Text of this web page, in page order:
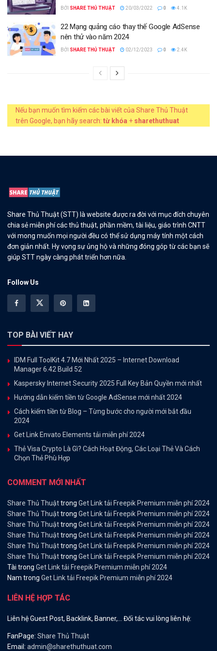
BỞI SHARE THỦ THUẬT 20/03/2022 0 4.1K
22 Mạng quảng cáo thay thế Google AdSense
nên thử vào năm 2024
BỞI SHARE THỦ THUẬT 02/12/2023 0 2.4K
Nếu bạn muốn tìm kiếm các bài viết của Share Thủ Thuật
trên Google, bạn hãy search: từ khóa + sharethuthuat
Share Thủ Thuật (STT) là website được ra đời với mục đích chuyên
chia sẻ miễn phí các thủ thuật, phần mềm, tài liệu, giáo trình CNTT
với mong muốn mọi người đều có thể sử dụng máy tính một cách
đơn giản nhất. Hy vọng sự ủng hộ và những đóng góp từ các bạn sẽ
giúp STT ngày càng phát triển hơn nữa.
Follow Us
TOP BÀI VIẾT HAY
IDM Full ToolKit 4.7 Mới Nhất 2025 – Internet Download
Manager 6.42 Build 52
Kaspersky Internet Security 2025 Full Key Bản Quyền mới nhất
Hướng dẫn kiếm tiền từ Google AdSense mới nhất 2024
Cách kiếm tiền từ Blog – Từng bước cho người mới bắt đầu
2024
Get Link Envato Elements tải miễn phí 2024
Thẻ Visa Crypto Là Gì? Cách Hoạt Động, Các Loại Thẻ Và Cách
Chọn Thẻ Phù Hợp
COMMENT MỚI NHẤT
Share Thủ Thuậttrong Get Link tải Freepik Premium miễn phí 2024
Share Thủ Thuậttrong Get Link tải Freepik Premium miễn phí 2024
Share Thủ Thuậttrong Get Link tải Freepik Premium miễn phí 2024
Share Thủ Thuậttrong Get Link tải Freepik Premium miễn phí 2024
Share Thủ Thuậttrong Get Link tải Freepik Premium miễn phí 2024
Share Thủ Thuậttrong Get Link tải Freepik Premium miễn phí 2024
Tài trong Get Link tải Freepik Premium miễn phí 2024
Nam trong Get Link tải Freepik Premium miễn phí 2024
LIÊN HỆ HỢP TÁC
Liên hệ Guest Post, Backlink, Banner,… Đối tác vui lòng liên hệ:
FanPage: Share Thủ Thuật
Email: admin@sharethuthuat.com